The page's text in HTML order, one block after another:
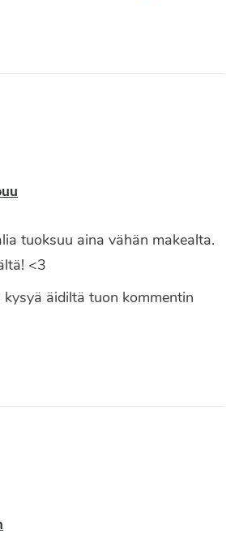
tuoksuu aina vähän makealta.
<3
kysyä äidiltä tuon kommentin